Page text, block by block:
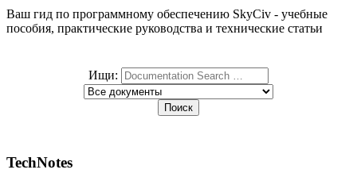
Ваш гид по программному обеспечению SkyCiv - учебные
пособия, практические руководства и технические статьи
Ищи:
TechNotes